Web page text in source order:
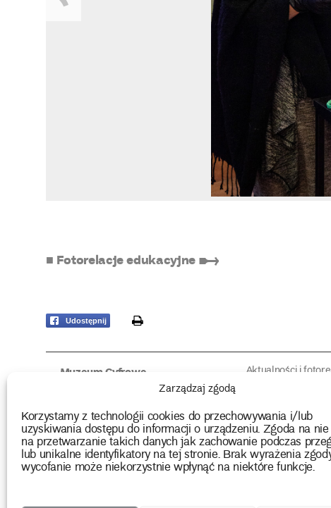
Zarządzaj zgodą
Korzystamy z technologii cookies do przechowywania i/lub
uzyskiwania dostępu do informacji o urządzeniu. Zgoda na
na przetwarzanie takich danych jak zachowanie podczas
lub unikalne identyfikatory na tej stronie. Brak wyrażenia
wycofanie może niekorzystnie wpłynąć na niektóre funkcje.
■ Fotorelacje edukacyjne ➸
Udostępnij print
Muzeum Cyfrowe
Użyczenia obiektów
Biblioteka
Wydawnictwo
Multimedia
Aktualności i
Muzealne rozmowy
Kolekcja
Europejskie Dni
Programy badań